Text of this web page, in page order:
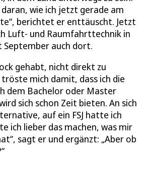
wie ich jetzt gerade am
berichtet er enttäuscht. Jetzt
Luft- und Raumfahrttechnik in
September auch dort.
gehabt, nicht direkt zu
mich damit, dass ich die
dem Bachelor oder Master
sich schon Zeit bieten. An sich
auf ein FSJ hatte ich
ich lieber das machen, was mir
sagt er und ergänzt: „Aber ob